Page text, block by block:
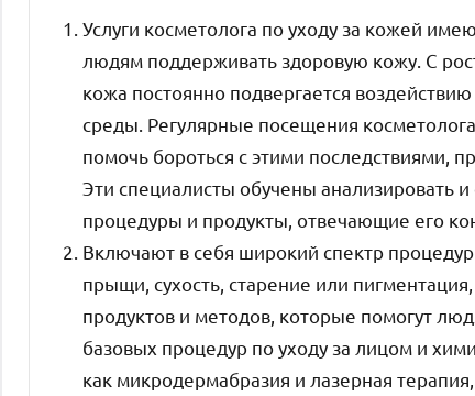
Услуги косметолога по уходу за кожей
людям поддерживать здоровую кожу. С
кожа постоянно подвергается
среды. Регулярные посещения
помочь бороться с этими последствиями,
Эти специалисты обучены анализировать
процедуры и продукты, отвечающие его
Включают в себя широкий спектр
прыщи, сухость, старение или
продуктов и методов, которые помогут
базовых процедур по уходу за лицом и
как микродермабразия и лазерная